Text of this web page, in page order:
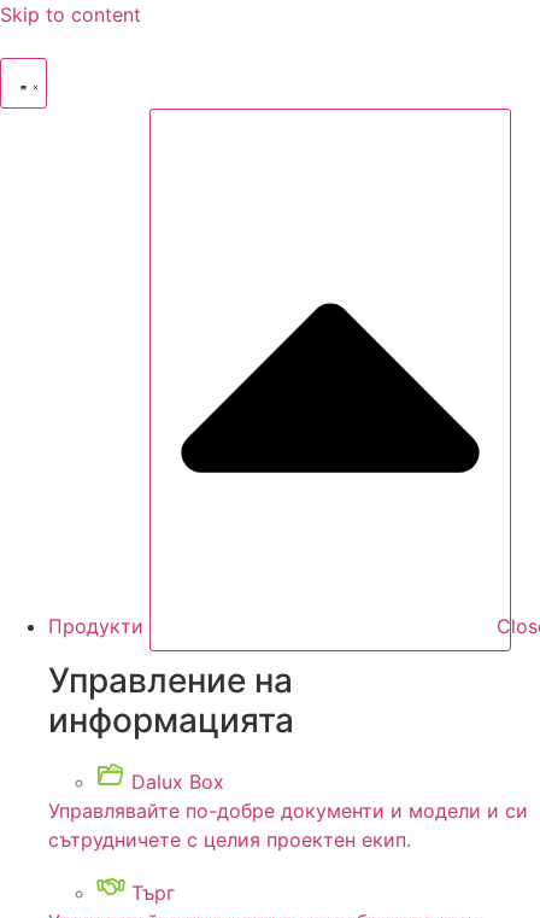
Skip to content
Продукти
Управление на
информацията
Dalux Box
Управлявайте по-добре документи и модели и си
сътрудничете с целия проектен екип.
Търг